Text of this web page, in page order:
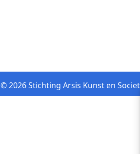
© 2026 Stichting Arsis Kunst en